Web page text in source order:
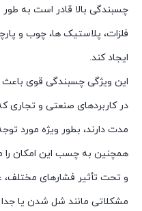
چسبندگی بالا قادر است به
فلزات، پلاستیک ها، چوب و
ایجاد کند.
این ویژگی چسبندگی قوی
در کاربردهای صنعتی و تجاری
مدت دارند، بطور ویژه مورد
همچنین به چسب این امکان
و تحت تأثیر فشارهای مختلف،
مشکلاتی مانند شل شدن یا